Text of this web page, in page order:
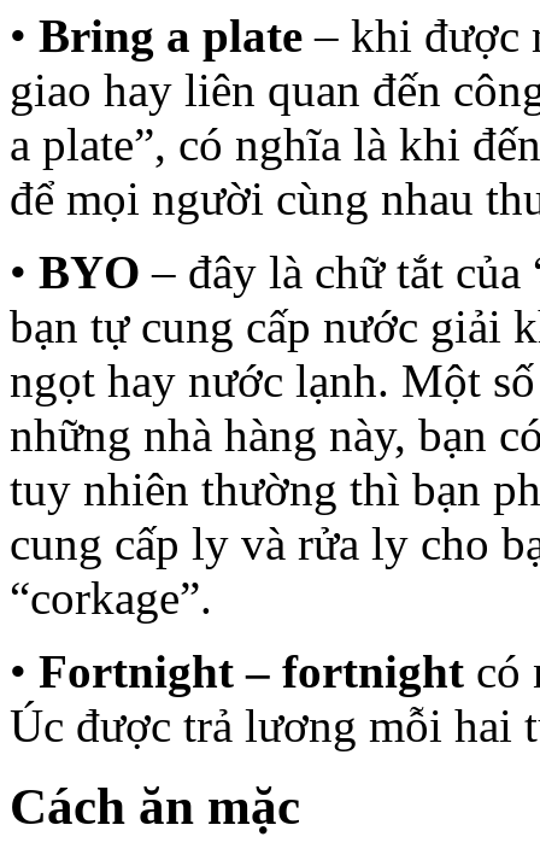
• Bring a plate – khi được
giao hay liên quan đến
a plate”, có nghĩa là khi
để mọi người cùng nhau
• BYO – đây là chữ tắt
bạn tự cung cấp nước giải
ngọt hay nước lạnh. Một
những nhà hàng này, bạn
tuy nhiên thường thì bạn
cung cấp ly và rửa ly cho
“corkage”.
• Fortnight – fortnight có
Úc được trả lương mỗi hai
Cách ăn mặc